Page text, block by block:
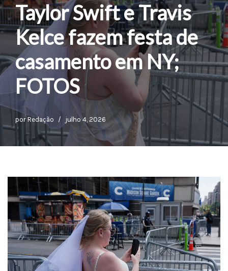
Taylor Swift e Travis
Kelce fazem festa de
casamento em NY;
FOTOS
por Redação julho 4, 2026